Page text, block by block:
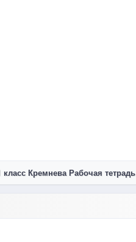
Кремнева Рабочая тетрадь